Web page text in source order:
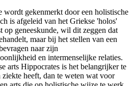
wordt gekenmerkt door een holistische
is afgeleid van het Griekse 'holos'
op geneeskunde, wil dit zeggen dat
maar bij het stellen van een
naar zijn
en intermenselijke relaties.
arts Hippocrates is het belangrijker te
heeft, dan te weten wat voor